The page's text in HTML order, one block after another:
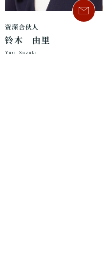
资深合伙人
铃木 由里
Yuri Suzuki